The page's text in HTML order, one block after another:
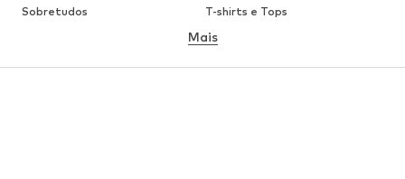
Sobretudos
T-shirts e Tops
Roupa interior
Saias
Blusas e Túnicas
Mais